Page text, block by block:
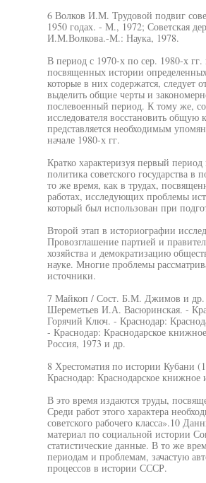
6 Волков И.М. Трудовой подвиг
1950 годах. - М., 1972; Советская
И.М.Волкова.-М.: Наука, 1978.
В период с 1970-х по сер. 1980-х
посвященных истории
которые в них содержатся, следует
выделить общие черты и
послевоенный период. К тому же,
исследователя восстановить
представляется необходимым
начале 1980-х гг.
Кратко характеризуя первый
политика советского государства
то же время, как в трудах,
работах, исследующих проблемы
который был использован при
Второй этап в историографии
Провозглашение партией и
хозяйства и демократизацию
науке. Многие проблемы
источники.
7 Майкоп / Сост. Б.М. Джимов и др. -
Шереметьев И.А. Васюринская. -
Горячий Ключ. - Краснодар:
- Краснодар: Краснодарское
Россия, 1973 и др.
8 Хрестоматия по истории Кубани
Краснодар: Краснодарское книжное
В это время издаются труды,
Среди работ этого характера
советского рабочего класса».10
материал по социальной истории
статистические данные. В то же
периодам и проблемам, зачастую
процессов в истории СССР.